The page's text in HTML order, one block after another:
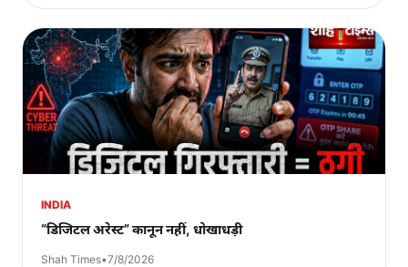
INDIA
“डिजिटल अरेस्ट” कानून नहीं, धोखाधड़ी
Shah Times•7/8/2026